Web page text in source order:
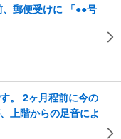
郵便受けに 「●●号
。 2ヶ月程前に今の
上階からの足音によ